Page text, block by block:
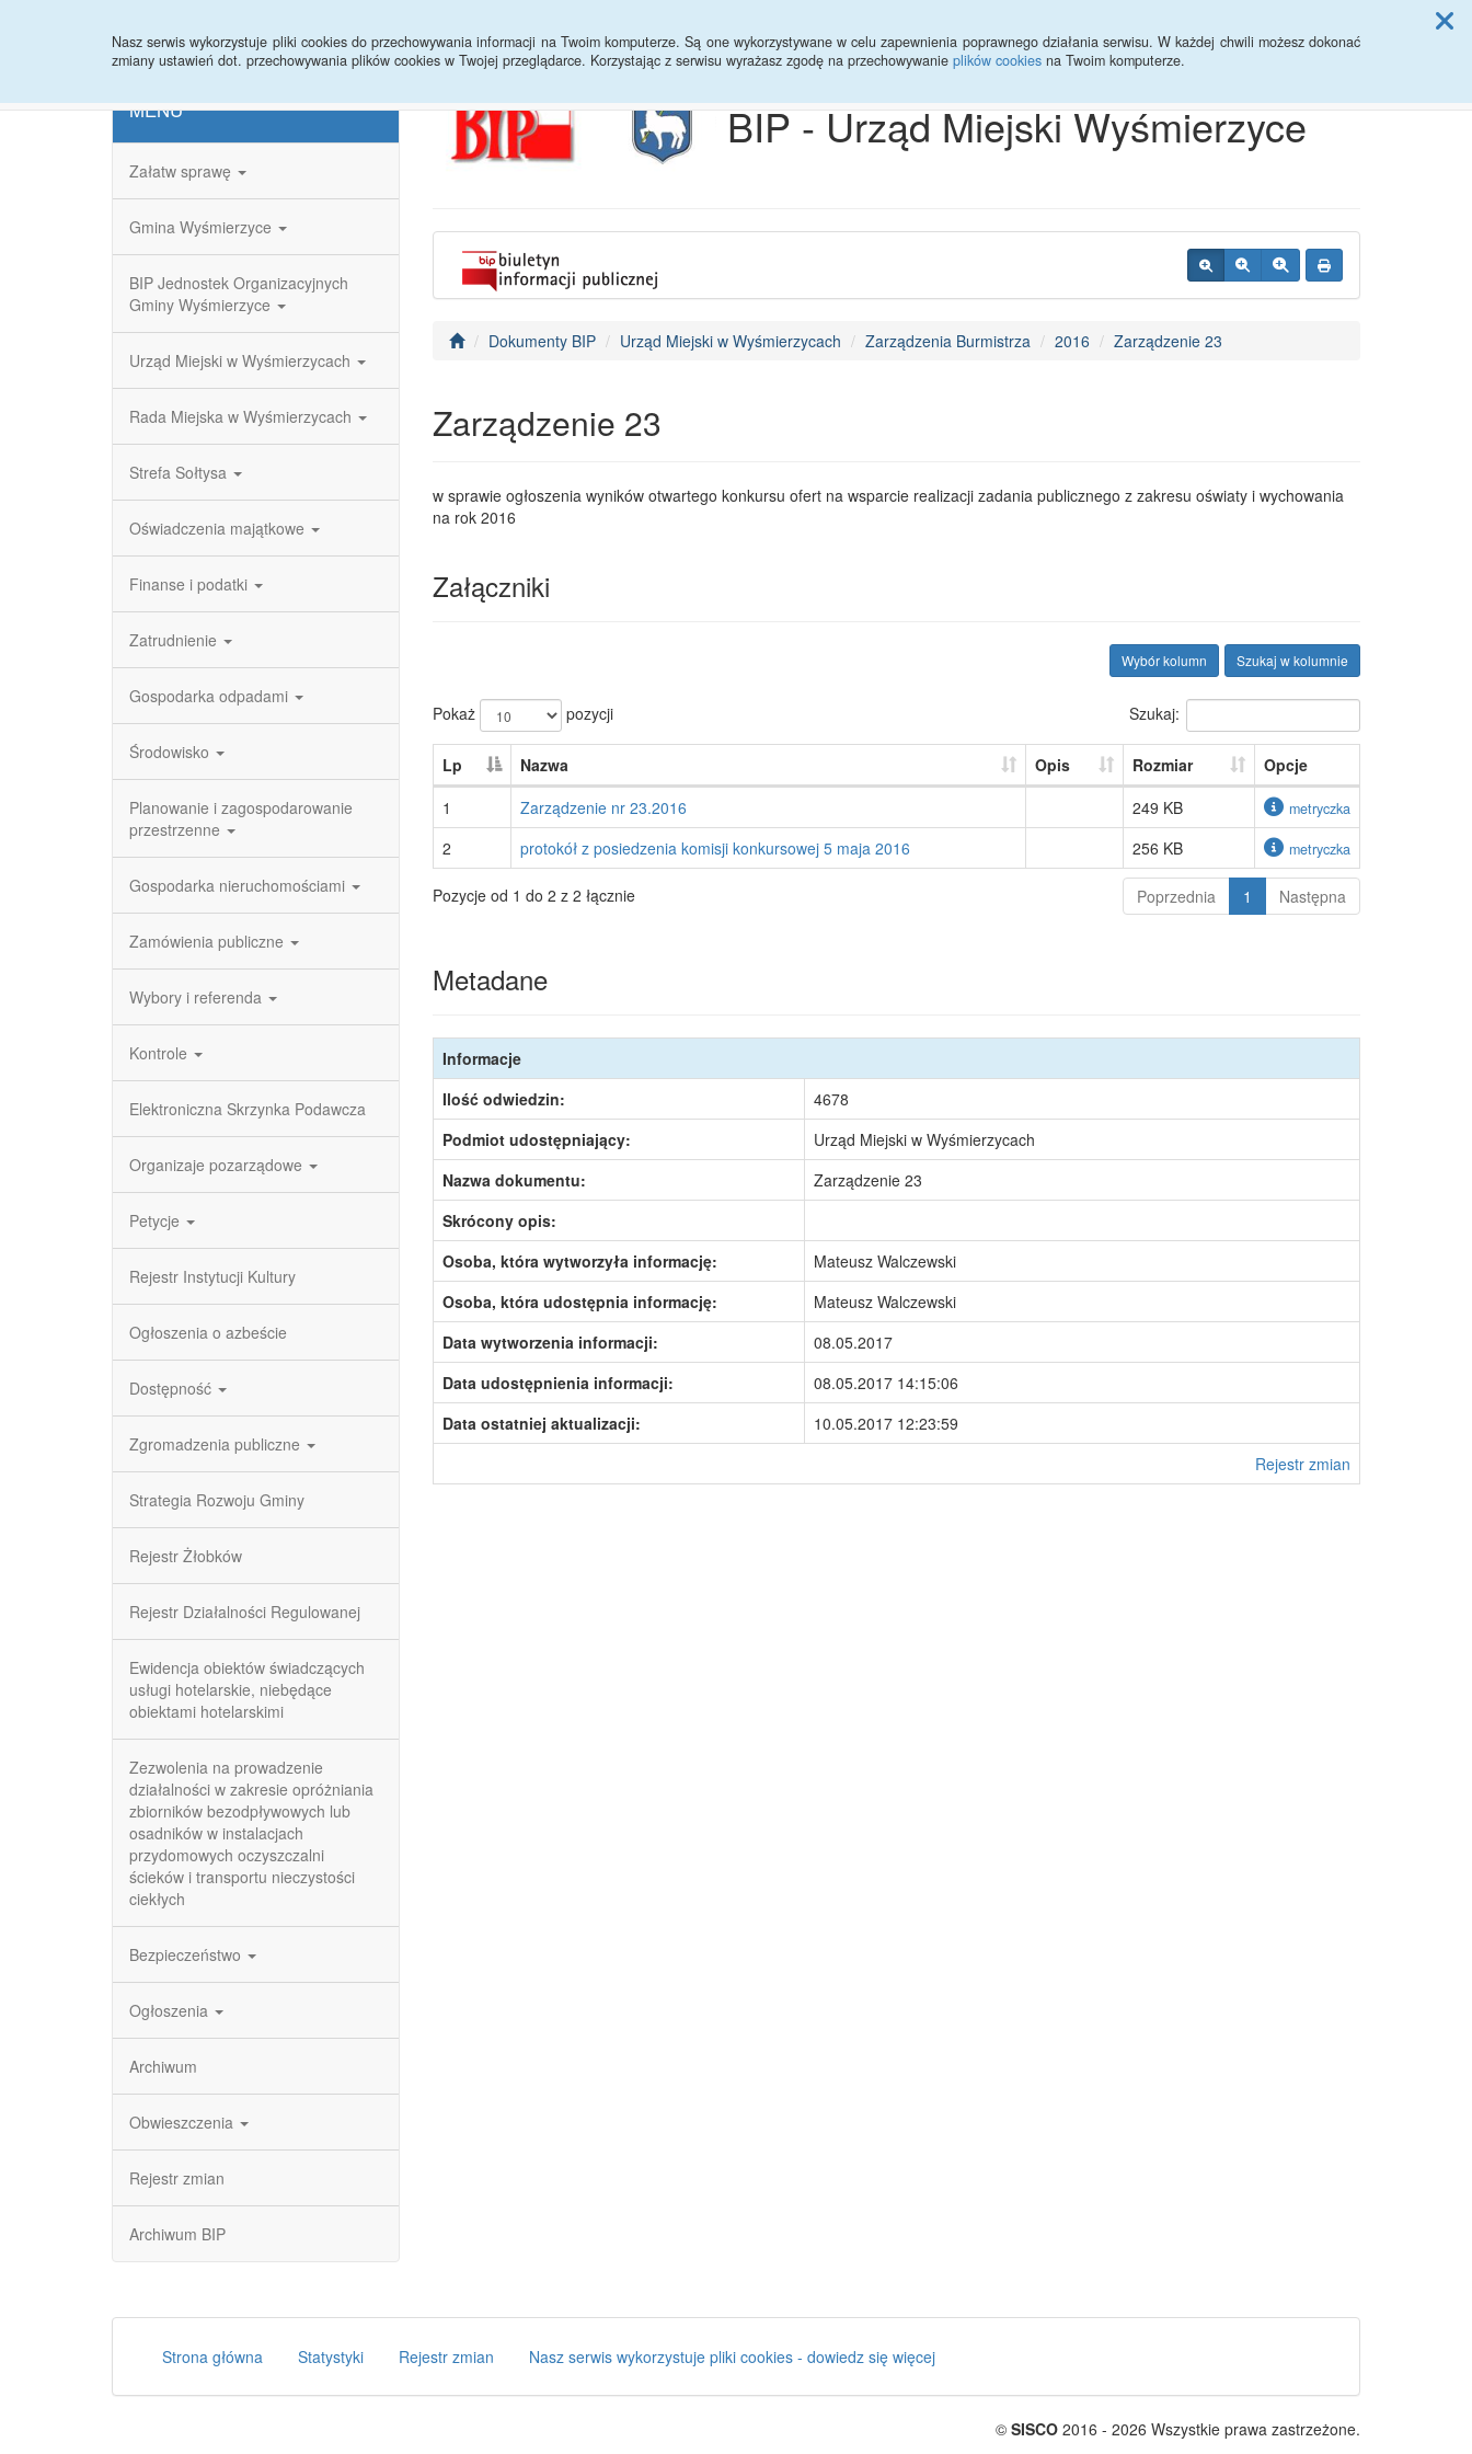
Nasz serwis wykorzystuje pliki cookies do przechowywania informacji na Twoim komputerze. Są one wykorzystywane w celu zapewnienia poprawnego działania serwisu. W każdej chwili możesz dokonać
zmiany ustawień dot. przechowywania plików cookies w Twojej przeglądarce. Korzystając z serwisu wyrażasz zgodę na przechowywanie plików cookies na Twoim komputerze.
Przycisk wyszukaj duży
MENU
Załatw sprawę
Gmina Wyśmierzyce
BIP Jednostek Organizacyjnych
Gminy Wyśmierzyce
Urząd Miejski w Wyśmierzycach
Rada Miejska w Wyśmierzycach
Strefa Sołtysa
Oświadczenia majątkowe
Finanse i podatki
Zatrudnienie
Gospodarka odpadami
Środowisko
Planowanie i zagospodarowanie
przestrzenne
Gospodarka nieruchomościami
Zamówienia publiczne
Wybory i referenda
Kontrole
Elektroniczna Skrzynka Podawcza
Organizaje pozarządowe
Petycje
Rejestr Instytucji Kultury
Ogłoszenia o azbeście
Dostępność
Zgromadzenia publiczne
Strategia Rozwoju Gminy
Rejestr Żłobków
Rejestr Działalności Regulowanej
Ewidencja obiektów świadczących
usługi hotelarskie, niebędące
obiektami hotelarskimi
Zezwolenia na prowadzenie
działalności w zakresie opróżniania
zbiorników bezodpływowych lub
osadników w instalacjach
przydomowych oczyszczalni
ścieków i transportu nieczystości
ciekłych
Bezpieczeństwo
Ogłoszenia
Archiwum
Obwieszczenia
Rejestr zmian
Archiwum BIP
BIP - Urząd Miejski Wyśmierzyce
Dokumenty BIP Urząd Miejski w Wyśmierzycach Zarządzenia Burmistrza 2016 Zarządzenie 23
Zarządzenie 23
w sprawie ogłoszenia wyników otwartego konkursu ofert na wsparcie realizacji zadania publicznego z zakresu oświaty i wychowania
na rok 2016
Załączniki
Szukaj w kolumnie
Wybór kolumn
Pokaż pozycji Szukaj:
Lp Nazwa Opis Rozmiar
Opcje
1
Zarządzenie nr 23.2016 249 KB metryczka
2 protokół z posiedzenia komisji konkursowej 5 maja 2016 256 KB metryczka
Pozycje od 1 do 2 z 2 łącznie Poprzednia 1 Następna
Metadane
Informacje
Ilość odwiedzin:
4678
Podmiot udostępniający:
Urząd Miejski w Wyśmierzycach
Nazwa dokumentu:
Zarządzenie 23
Skrócony opis:
Osoba, która wytworzyła informację:
Mateusz Walczewski
Osoba, która udostępnia informację:
Mateusz Walczewski
Data wytworzenia informacji:
08.05.2017
Data udostępnienia informacji:
08.05.2017 14:15:06
Data ostatniej aktualizacji:
10.05.2017 12:23:59
Rejestr zmian
Strona główna Statystyki Rejestr zmian Nasz serwis wykorzystuje pliki cookies - dowiedz się więcej
© SISCO 2016 - 2026 Wszystkie prawa zastrzeżone.